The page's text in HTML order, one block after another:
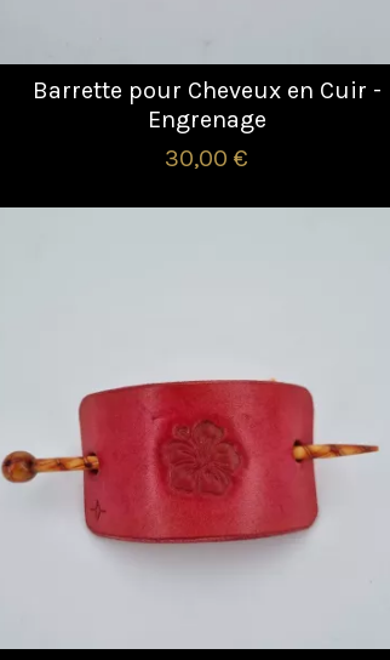
Barrette pour Cheveux en Cuir -
Engrenage
30,00 €